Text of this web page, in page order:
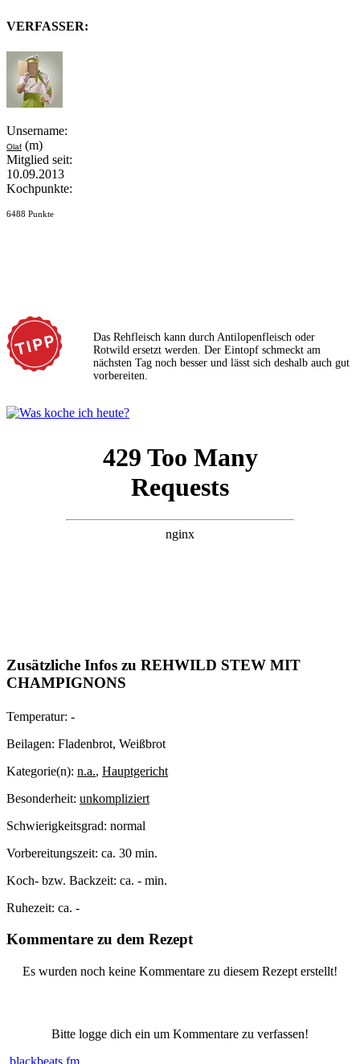
VERFASSER:
Unsername:
Olaf (m)
Mitglied seit:
10.09.2013
Kochpunkte:
6488 Punkte
Das Rehfleisch kann durch Antilopenfleisch oder
Rotwild ersetzt werden. Der Eintopf schmeckt am
nächsten Tag noch besser und lässt sich deshalb auch gut
vorbereiten.
Zusätzliche Infos zu REHWILD STEW MIT
CHAMPIGNONS
Temperatur: -
Beilagen: Fladenbrot, Weißbrot
Kategorie(n): n.a., Hauptgericht
Besonderheit: unkompliziert
Schwierigkeitsgrad: normal
Vorbereitungszeit: ca. 30 min.
Koch- bzw. Backzeit: ca. - min.
Ruhezeit: ca. -
Kommentare zu dem Rezept
Es wurden noch keine Kommentare zu diesem Rezept erstellt!
Bitte logge dich ein um Kommentare zu verfassen!
blackbeats.fm